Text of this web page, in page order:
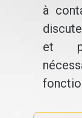
à
et